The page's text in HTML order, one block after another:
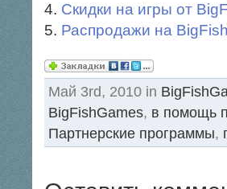
Скидки на игры от
Распродажи на
Май 3rd, 2010 in
BigFishGames, в помощь
Партнерские программы,